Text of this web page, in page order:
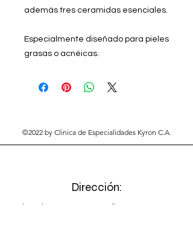
además tres ceramidas esenciales.
Especialmente diseñado para pieles
grasas o acnéicas.
©2022 by Clinica de Especialidades Kyron C.A.
Dirección: